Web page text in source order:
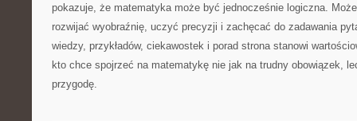
pokazuje, że matematyka może być jednocześnie logiczna.
rozwijać wyobraźnię, uczyć precyzji i zachęcać do zadawania
wiedzy, przykładów, ciekawostek i porad strona stanowi
kto chce spojrzeć na matematykę nie jak na trudny obowiązek,
przygodę.